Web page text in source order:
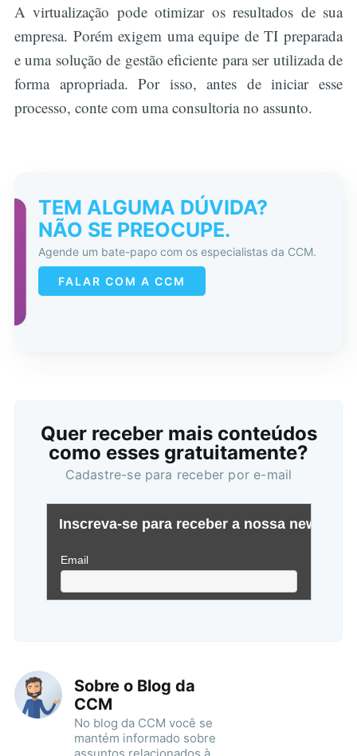
A virtualização pode otimizar os resultados de sua
empresa. Porém exigem uma equipe de TI preparada
e uma solução de gestão eficiente para ser utilizada de
forma apropriada. Por isso, antes de iniciar esse
processo, conte com uma consultoria no assunto.
TEM ALGUMA DÚVIDA?
NÃO SE PREOCUPE.
Agende um bate-papo com os especialistas da CCM.
FALAR COM A CCM
Quer receber mais conteúdos
como esses gratuitamente?
Cadastre-se para receber por e-mail
Sobre o Blog da
CCM
No blog da CCM você se
mantém informado sobre
Buscar